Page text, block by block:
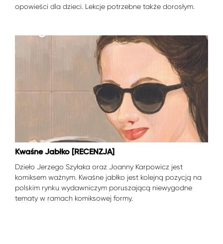
opowieści dla dzieci. Lekcje potrzebne także dorosłym.
Kwaśne Jabłko [RECENZJA]
Dzieło Jerzego Szyłaka oraz Joanny Karpowicz jest
komiksem ważnym. Kwaśne jabłko jest kolejną pozycją na
polskim rynku wydawniczym poruszającą niewygodne
tematy w ramach komiksowej formy.